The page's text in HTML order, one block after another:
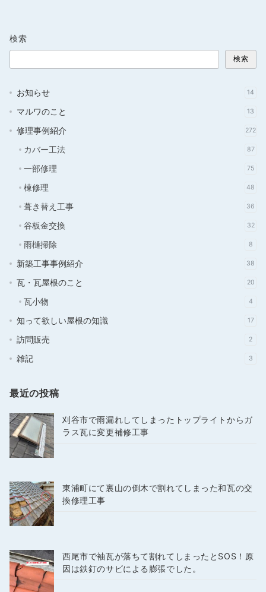
ペ
ー
り
検索
検索
お知らせ 14
マルワのこと 13
修理事例紹介 272
カバー工法 87
一部修理 75
棟修理 48
葺き替え工事 36
谷板金交換 32
雨樋掃除 8
新築工事事例紹介 38
瓦・瓦屋根のこと 20
瓦小物 4
知って欲しい屋根の知識 17
訪問販売 2
雑記 3
最近の投稿
刈谷市で雨漏れしてしまったトップライトからガ
ラス瓦に変更補修工事
東浦町にて裏山の倒木で割れてしまった和瓦の交
換修理工事
西尾市で袖瓦が落ちて割れてしまったとSOS！原
因は鉄釘のサビによる膨張でした。